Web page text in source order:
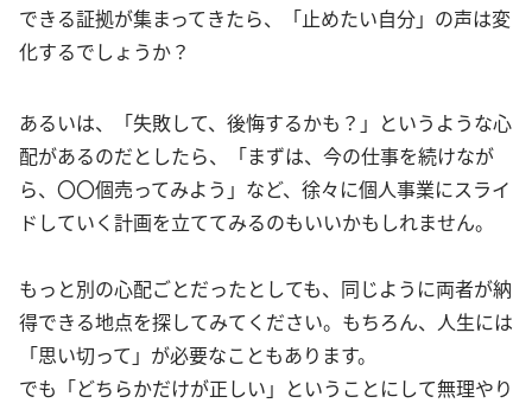
できる証拠が集まってきたら、「止めたい自分」の声は変
化するでしょうか？
あるいは、「失敗して、後悔するかも？」というような心
配があるのだとしたら、「まずは、今の仕事を続けなが
ら、〇〇個売ってみよう」など、徐々に個人事業にスライ
ドしていく計画を立ててみるのもいいかもしれません。
もっと別の心配ごとだったとしても、同じように両者が納
得できる地点を探してみてください。もちろん、人生には
「思い切って」が必要なこともあります。
でも「どちらかだけが正しい」ということにして無理やり